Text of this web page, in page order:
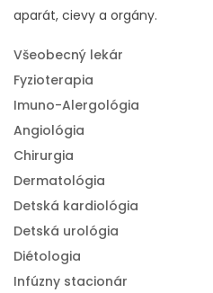
aparát, cievy a orgány.
Všeobecný lekár
Fyzioterapia
Imuno-Alergológia
Angiológia
Chirurgia
Dermatológia
Detská kardiológia
Detská urológia
Diétologia
Infúzny stacionár